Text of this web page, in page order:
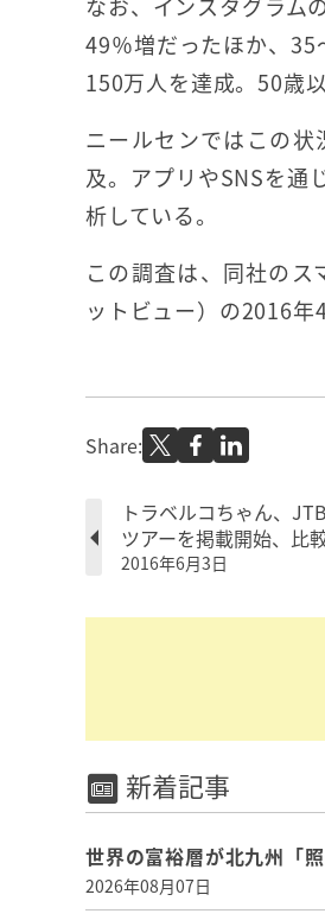
なお、インスタグラム
49％増だったほか、
150万人を達成。50歳
ニールセンではこの
及。アプリやSNSを通
析している。
この調査は、同社の
ットビュー）の2016
Share:
トラベルコちゃん、
ツアーを掲載開始、比
2016年6月3日
新着記事
世界の富裕層が北九州「
2026年08月07日